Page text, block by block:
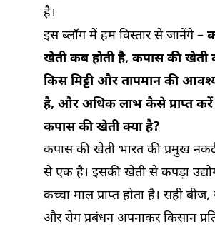
है।
इस ब्लॉग में हम विस्तार से जानेंगे –
खेती कब होती है, कपास की खेती
किस मिट्टी और तापमान की
है, और अधिक लाभ कैसे प्राप्त
कपास की खेती क्या है?
कपास की खेती भारत की प्रमुख
से एक है। इसकी खेती से कपड़ा
कच्चा माल प्राप्त होता है। सही
और रोग प्रबंधन अपनाकर किसान